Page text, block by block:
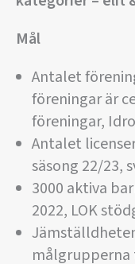
Mål
Antalet
föreningar är
föreningar,
Antalet
säsong 22/23,
3000 aktiva
2022, LOK
målgrupperna